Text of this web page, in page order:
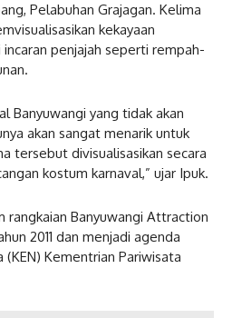
Pelabuhan Grajagan. Kelima
kekayaan
penjajah seperti rempah-
Banyuwangi yang tidak akan
akan sangat menarik untuk
tersebut divisualisasikan secara
kostum karnaval,” ujar Ipuk.
rangkaian Banyuwangi Attraction
2011 dan menjadi agenda
(KEN) Kementrian Pariwisata